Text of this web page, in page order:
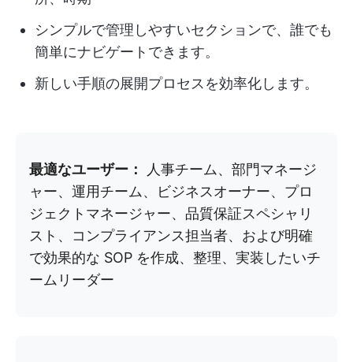
シンプルで管理しやすいセクションで、誰でも
簡単にナビゲートできます。
新しい手順の展開プロセスを効率化します。
最適なユーザー：
人事チーム、部門マネージ
ャー、運用チーム、ビジネスオーナー、プロ
ジェクトマネージャー、品質保証スペシャリ
スト、コンプライアンス担当者、および明確
で効果的な SOP を作成、整理、実装したいチ
ームリーダー